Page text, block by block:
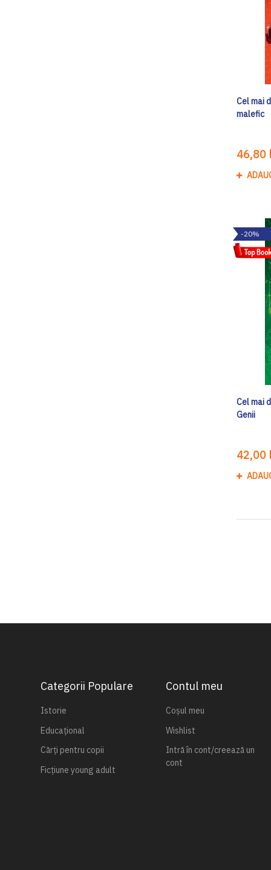
Cel mai
malefic
46,80
-20%
Cel mai
Genii
42,00
Categorii Populare
Istorie
Educațional
Cărți pentru copii
Ficțiune young adult
Contul meu
Coșul meu
Wishlist
Intră în cont/creează un
cont